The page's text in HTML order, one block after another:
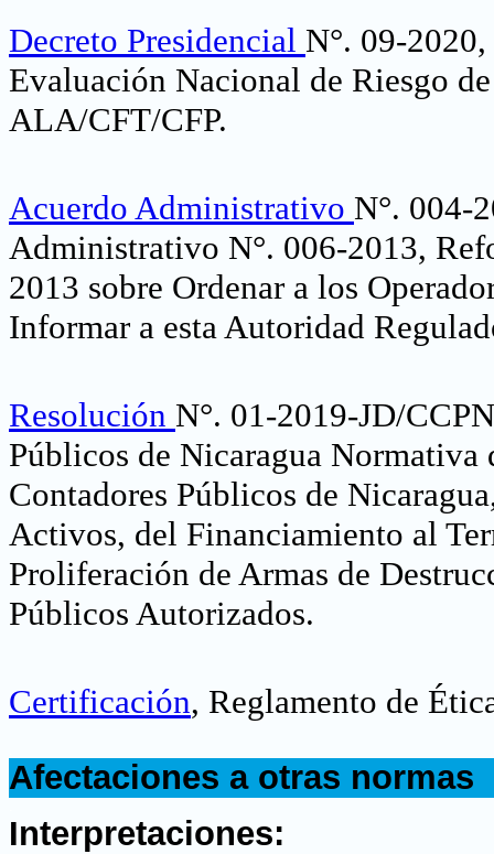
Decreto Presidencial N°. 09-
Evaluación Nacional de Riesgo
ALA/CFT/CFP.
Acuerdo Administrativo N°. 004-
Administrativo N°. 006-2013,
2013 sobre Ordenar a los
Informar a esta Autoridad
Resolución N°. 01-2019-JD/
Públicos de Nicaragua
Contadores Públicos de
Activos, del Financiamiento al
Proliferación de Armas de
Públicos Autorizados.
Certificación, Reglamento de
Afectaciones a otras normas
Interpretaciones: